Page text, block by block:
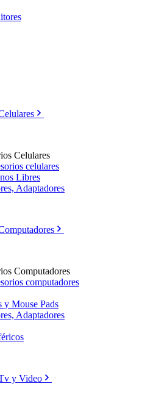
Celulares
celulares
Libres
Adaptadores
Computadores
computadores
y Mouse Pads
Adaptadores
y Video